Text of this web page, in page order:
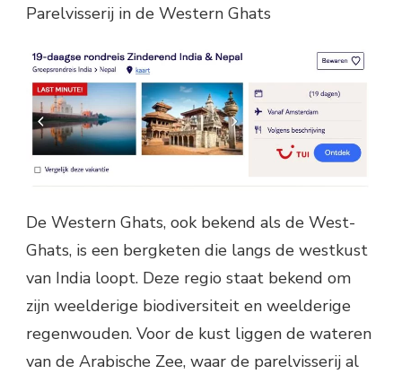
Parelvisserij in de Western Ghats
De Western Ghats, ook bekend als de West-
Ghats, is een bergketen die langs de westkust
van India loopt. Deze regio staat bekend om
zijn weelderige biodiversiteit en weelderige
regenwouden. Voor de kust liggen de wateren
van de Arabische Zee, waar de parelvisserij al